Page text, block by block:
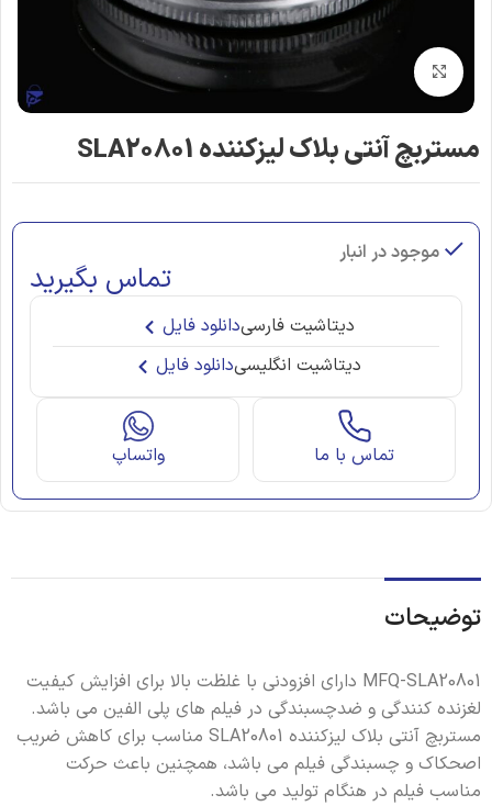
بزرگنمایی تصویر
مستربچ آنتی بلاک لیزکننده SLA20801
موجود در انبار
تماس بگیرید
دیتاشیت فارسیدانلود فایل
دیتاشیت انگلیسیدانلود فایل
تماس با ما واتساپ
توضیحات
MFQ-SLA20801 دارای افزودنی با غلظت بالا برای افزایش کیفیت
لغزنده کنندگی و ضدچسبندگی در فیلم های پلی الفین می باشد.
مستربچ آنتی بلاک لیزکننده SLA20801 مناسب برای کاهش ضریب
اصحکاک و چسبندگی فیلم می باشد، همچنین باعث حرکت
مناسب فیلم در هنگام تولید می باشد.